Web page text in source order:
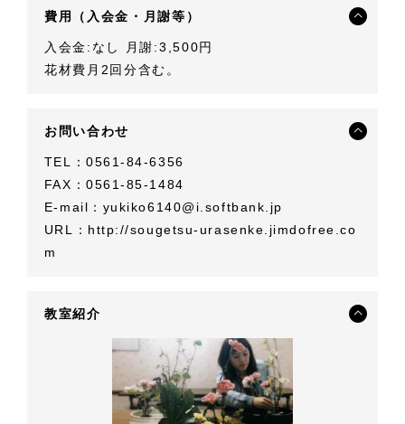
費用（入会金・月謝等）
入会金:なし 月謝:3,500円
花材費月2回分含む。
お問い合わせ
TEL：0561-84-6356
FAX：0561-85-1484
E-mail： yukiko6140@i.softbank.jp
URL： http://sougetsu-urasenke.jimdofree.co
m
教室紹介